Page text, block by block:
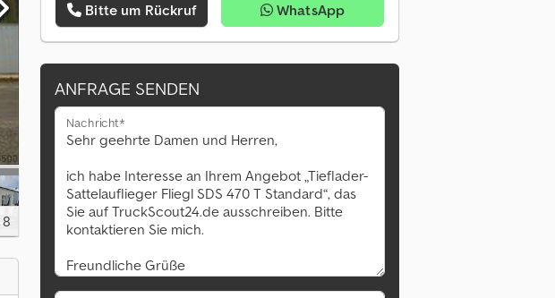
8
Bitte um Rückruf WhatsApp
ANFRAGE SENDEN
Nachricht*